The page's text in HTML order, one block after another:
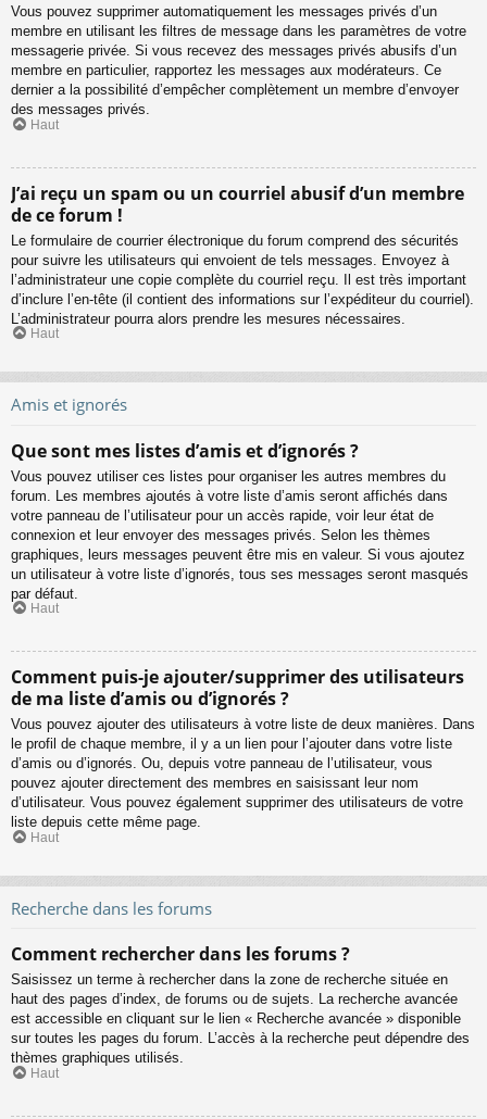
Vous pouvez supprimer automatiquement les messages privés d’un
membre en utilisant les filtres de message dans les paramètres de votre
messagerie privée. Si vous recevez des messages privés abusifs d’un
membre en particulier, rapportez les messages aux modérateurs. Ce
dernier a la possibilité d’empêcher complètement un membre d’envoyer
des messages privés.
Haut
J’ai reçu un spam ou un courriel abusif d’un membre
de ce forum !
Le formulaire de courrier électronique du forum comprend des sécurités
pour suivre les utilisateurs qui envoient de tels messages. Envoyez à
l’administrateur une copie complète du courriel reçu. Il est très important
d’inclure l’en-tête (il contient des informations sur l’expéditeur du courriel).
L’administrateur pourra alors prendre les mesures nécessaires.
Haut
Amis et ignorés
Que sont mes listes d’amis et d’ignorés ?
Vous pouvez utiliser ces listes pour organiser les autres membres du
forum. Les membres ajoutés à votre liste d’amis seront affichés dans
votre panneau de l’utilisateur pour un accès rapide, voir leur état de
connexion et leur envoyer des messages privés. Selon les thèmes
graphiques, leurs messages peuvent être mis en valeur. Si vous ajoutez
un utilisateur à votre liste d’ignorés, tous ses messages seront masqués
par défaut.
Haut
Comment puis-je ajouter/supprimer des utilisateurs
de ma liste d’amis ou d’ignorés ?
Vous pouvez ajouter des utilisateurs à votre liste de deux manières. Dans
le profil de chaque membre, il y a un lien pour l’ajouter dans votre liste
d’amis ou d’ignorés. Ou, depuis votre panneau de l’utilisateur, vous
pouvez ajouter directement des membres en saisissant leur nom
d’utilisateur. Vous pouvez également supprimer des utilisateurs de votre
liste depuis cette même page.
Haut
Recherche dans les forums
Comment rechercher dans les forums ?
Saisissez un terme à rechercher dans la zone de recherche située en
haut des pages d’index, de forums ou de sujets. La recherche avancée
est accessible en cliquant sur le lien « Recherche avancée » disponible
sur toutes les pages du forum. L’accès à la recherche peut dépendre des
thèmes graphiques utilisés.
Haut